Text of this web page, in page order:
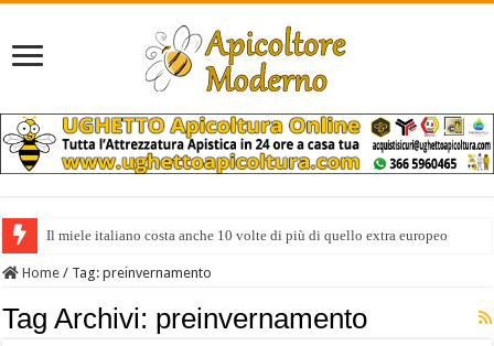
Il miele italiano costa anche 10 volte di più di quello extra europeo
Home / Tag:preinvernamento
Tag Archivi: preinvernamento